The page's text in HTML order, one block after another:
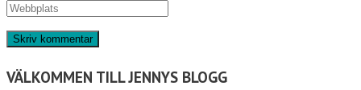
VÄLKOMMEN TILL JENNYS BLOGG